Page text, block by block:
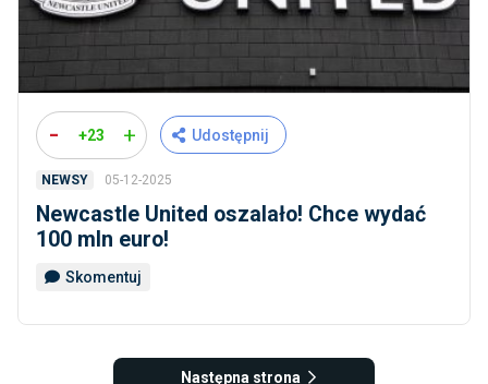
- +23 + Udostępnij
NEWSY 05-12-2025
Newcastle United oszalało! Chce wydać
100 mln euro!
Skomentuj
Następna strona